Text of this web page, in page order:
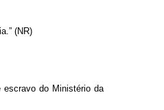
(NR)
escravo do Ministério da